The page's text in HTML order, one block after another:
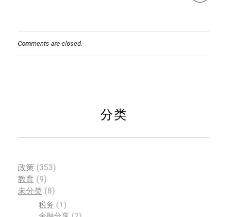
Comments are closed.
分类
政策 (353)
教育 (9)
未分类 (8)
税务 (1)